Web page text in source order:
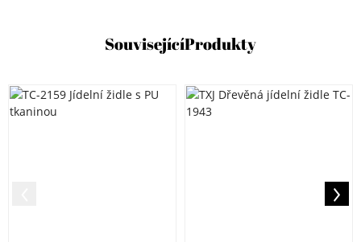
SouvisejícíProdukty